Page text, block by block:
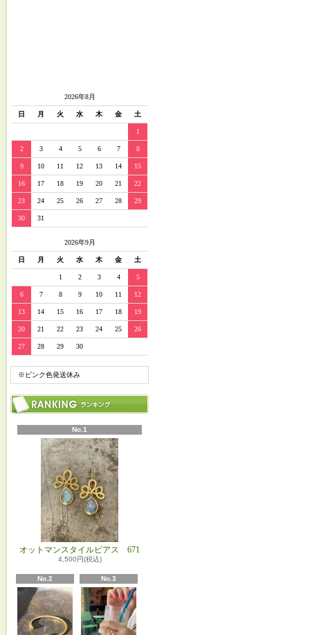
2026年8月
日 月 火 水 木 金 土
1
2 3 4 5 6 7 8
9 10 11 12 13 14 15
16 17 18 19 20 21 22
23 24 25 26 27 28 29
30 31
2026年9月
日 月 火 水 木 金 土
1 2 3 4 5
6 7 8 9 10 11 12
13 14 15 16 17 18 19
20 21 22 23 24 25 26
27 28 29 30
※ピンク色発送休み
No.1
オットマンスタイルピアス 671
4,500円(税込)
No.2 No.3